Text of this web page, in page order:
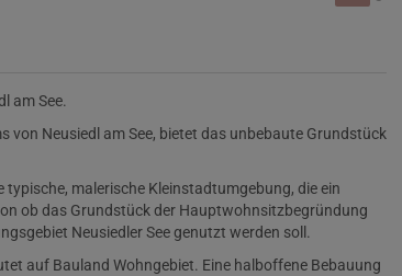
am See.
von Neusiedl am See, bietet das unbebaute Grundstück
malerische Kleinstadtumgebung, die ein
ob das Grundstück der Hauptwohnsitzbegründung
Neusiedler See genutzt werden soll.
auf Bauland Wohngebiet. Eine halboffene Bebauung